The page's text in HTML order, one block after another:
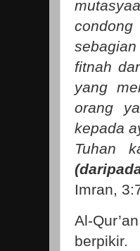
fitnah
yang
orang
kepada
Tuhan
Imran,
Al-
berpikir.